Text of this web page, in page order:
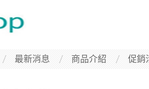
最新消息 商品介紹 促銷